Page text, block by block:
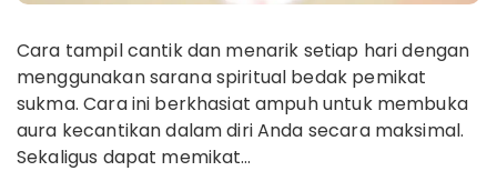
Cara tampil cantik dan menarik setiap hari dengan
menggunakan sarana spiritual bedak pemikat
sukma. Cara ini berkhasiat ampuh untuk membuka
aura kecantikan dalam diri Anda secara maksimal.
Sekaligus dapat memikat…